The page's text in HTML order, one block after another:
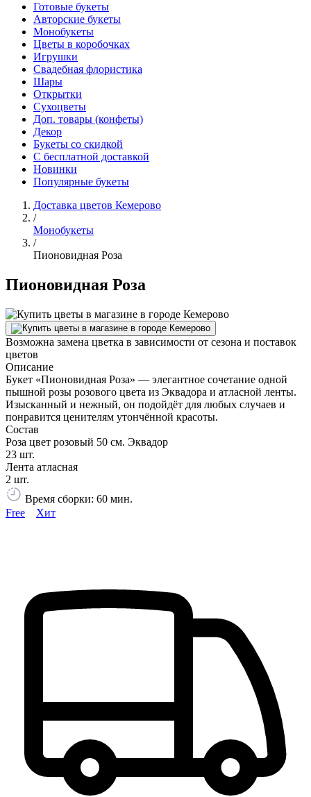
Готовые букеты
Авторские букеты
Монобукеты
Цветы в коробочках
Игрушки
Свадебная флористика
Шары
Открытки
Сухоцветы
Доп. товары (конфеты)
Декор
Букеты со скидкой
С бесплатной доставкой
Новинки
Популярные букеты
Доставка цветов Кемерово
/
Монобукеты
/
Пионовидная Роза
Пионовидная Роза
Возможна замена цветка в зависимости от сезона и поставок
цветов
Описание
Букет «Пионовидная Роза» — элегантное сочетание одной
пышной розы розового цвета из Эквадора и атласной ленты.
Изысканный и нежный, он подойдёт для любых случаев и
понравится ценителям утончённой красоты.
Состав
Роза цвет розовый 50 см. Эквадор
23 шт.
Лента атласная
2 шт.
Время сборки: 60 мин.
Free
Хит